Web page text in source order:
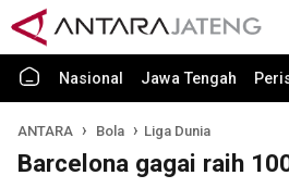
Nasional Jawa Tengah
ANTARA Bola Liga Dunia
Barcelona gagai raih